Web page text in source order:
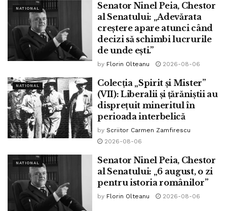
NATIONAL
Senator Ninel Peia, Chestor
al Senatului: „Adevărata
creștere apare atunci când
decizi să schimbi lucrurile
de unde ești.”
by Florin Olteanu 2026-08-06
NATIONAL
Colecția „Spirit și Mister”
(VII): Liberalii și țărăniștii au
disprețuit mineritul în
perioada interbelică
by Scriitor Carmen Zamfirescu
2026-08-06
NATIONAL
Senator Ninel Peia, Chestor
al Senatului: „6 august, o zi
pentru istoria românilor”
by Florin Olteanu 2026-08-06